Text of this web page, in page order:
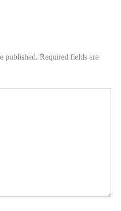
published. Required fields are